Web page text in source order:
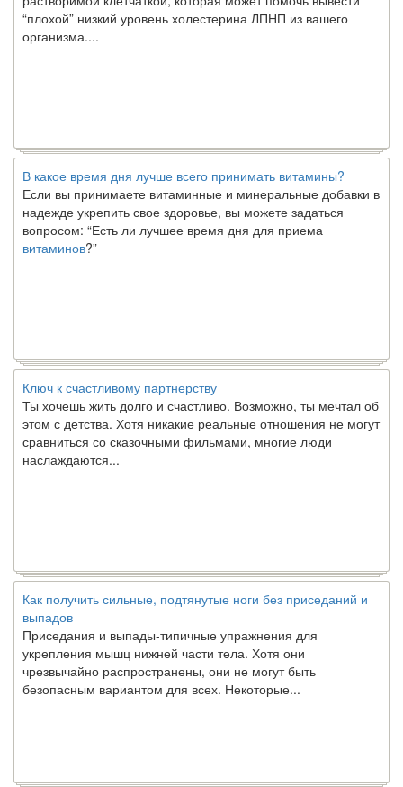
“плохой” низкий уровень холестерина ЛПНП из вашего
организма....
В какое время дня лучше всего принимать витамины?
Если вы принимаете витаминные и минеральные добавки в
надежде укрепить свое здоровье, вы можете задаться
вопросом: “Есть ли лучшее время дня для приема
витаминов ?”
Ключ к счастливому партнерству
Ты хочешь жить долго и счастливо. Возможно, ты мечтал об
этом с детства. Хотя никакие реальные отношения не могут
сравниться со сказочными фильмами, многие люди
наслаждаются...
Как получить сильные, подтянутые ноги без приседаний и
выпадов
Приседания и выпады-типичные упражнения для
укрепления мышц нижней части тела. Хотя они
чрезвычайно распространены, они не могут быть
безопасным вариантом для всех. Некоторые...